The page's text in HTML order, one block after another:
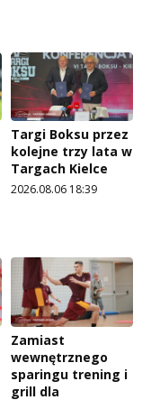
Targi Boksu przez
kolejne trzy lata w
Targach Kielce
2026.08.06 18:39
Zamiast
wewnętrznego
sparingu trening i
grill dla